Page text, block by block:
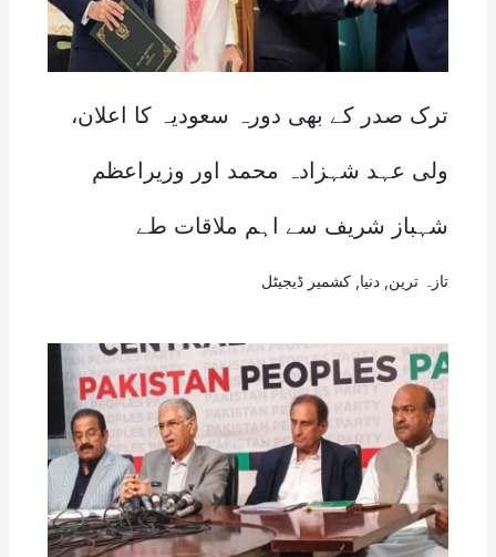
ترک صدر کے بھی دورہ سعودیہ کا اعلان،
ولی عہد شہزادہ محمد اور وزیراعظم
شہباز شریف سے اہم ملاقات طے
تازہ ترین دنیا کشمیر ڈیجیٹل